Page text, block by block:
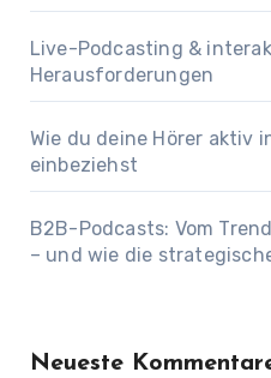
Live-Podcasting &
Herausforderungen
Wie du deine Hörer aktiv
einbeziehst
B2B-Podcasts: Vom
– und wie die
Neueste